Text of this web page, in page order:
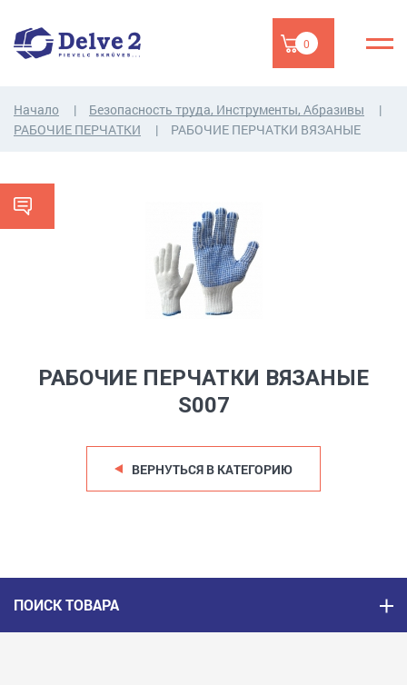
0
Начало
Безопасность труда, Инструменты, Абразивы
РАБОЧИЕ ПЕРЧАТКИ
РАБОЧИЕ ПЕРЧАТКИ ВЯЗАНЫЕ
РАБОЧИЕ ПЕРЧАТКИ ВЯЗАНЫЕ
S007
ВЕРНУТЬСЯ В КАТЕГОРИЮ
ПОИСК ТОВАРА